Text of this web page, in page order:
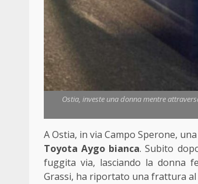
Ostia, investe una donna mentre
A Ostia, in via Campo Sperone,
Toyota Aygo bianca. Subito
fuggita via, lasciando la donna
Grassi, ha riportato una frattura